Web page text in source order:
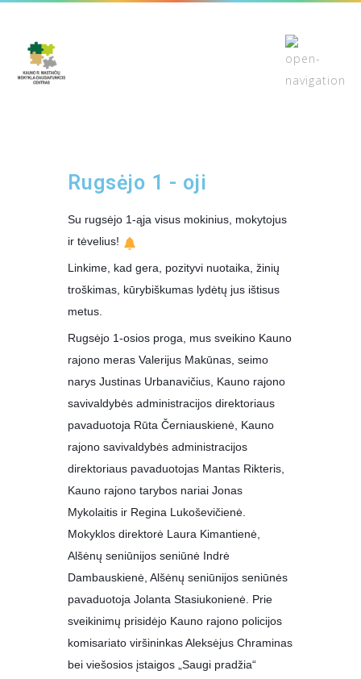
Rugsėjo 1 - oji
Su rugsėjo 1-ąja visus mokinius, mokytojus
ir tėvelius!
Linkime, kad gera, pozityvi nuotaika, žinių
troškimas, kūrybiškumas lydėtų jus ištisus
metus.
Rugsėjo 1-osios proga, mus sveikino Kauno
rajono meras Valerijus Makūnas, seimo
narys Justinas Urbanavičius, Kauno rajono
savivaldybės administracijos direktoriaus
pavaduotoja Rūta Černiauskienė, Kauno
rajono savivaldybės administracijos
direktoriaus pavaduotojas Mantas Rikteris,
Kauno rajono tarybos nariai Jonas
Mykolaitis ir Regina Lukoševičienė.
Mokyklos direktorė Laura Kimantienė,
Alšėnų seniūnijos seniūnė Indrė
Dambauskienė, Alšėnų seniūnijos seniūnės
pavaduotoja Jolanta Stasiukonienė. Prie
sveikinimų prisidėjo Kauno rajono policijos
komisariato viršininkas Aleksėjus Chraminas
bei viešosios įstaigos „Saugi pradžia“